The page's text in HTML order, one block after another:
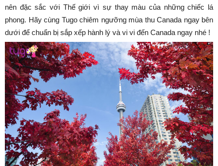
nên đặc sắc với Thế giới vì sự thay màu của những chiếc lá
phong. Hãy cùng Tugo chiêm ngưỡng mùa thu Canada ngay bên
dưới để chuẩn bị sắp xếp hành lý và vi vi đến Canada ngay nhé !